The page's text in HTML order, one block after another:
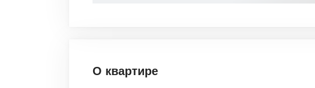
О квартире